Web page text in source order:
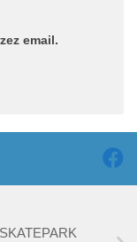
email.